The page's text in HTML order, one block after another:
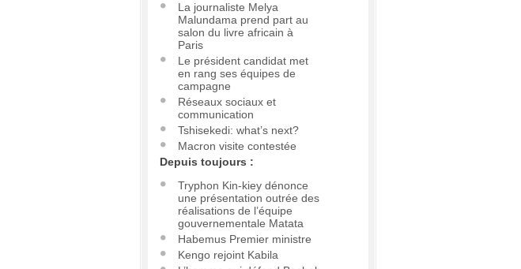
La journaliste Melya
Malundama prend part au
salon du livre africain à
Paris
Le président candidat met
en rang ses équipes de
campagne
Réseaux sociaux et
communication
Tshisekedi: what’s next?
Macron visite contestée
Depuis toujours :
Tryphon Kin-kiey dénonce
une présentation outrée des
réalisations de l’équipe
gouvernementale Matata
Habemus Premier ministre
Kengo rejoint Kabila